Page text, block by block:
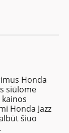
Honda
siūlome
Honda Jazz
šiuo